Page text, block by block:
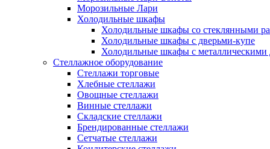
Морозильные Лари
Холодильные шкафы
Холодильные шкафы со стеклянными
Холодильные шкафы с дверьми-купе
Холодильные шкафы с металлическими
Стеллажное оборудование
Стеллажи торговые
Хлебные стеллажи
Овощные стеллажи
Винные стеллажи
Складские стеллажи
Брендированные стеллажи
Сетчатые стеллажи